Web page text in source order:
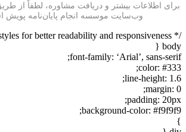
برای اطلاعات بیشتر و دریافت مشاوره، لطفاً از
وب‌سایت موسسه انجام پایان‌نامه پویش
/* Global styles for better readability and responsiveness */
body {
font-family: ‘Arial’, sans-serif;
color: #333;
line-height: 1.6;
margin: 0;
padding: 20px;
background-color: #f9f9f9;
}